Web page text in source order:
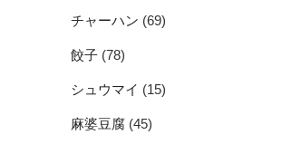
チャーハン (69)
餃子 (78)
シュウマイ (15)
麻婆豆腐 (45)